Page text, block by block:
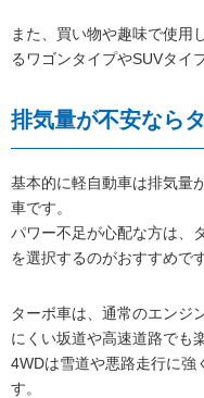
また、買い物や趣味で使用
るワゴンタイプやSUVタイ
排気量が不安なら
基本的に軽自動車は排気量
車です。
パワー不足が心配な方は、
を選択するのがおすすめです
ターボ車は、通常のエンジ
にくい坂道や高速道路でも
4WDは雪道や悪路走行に強
す。